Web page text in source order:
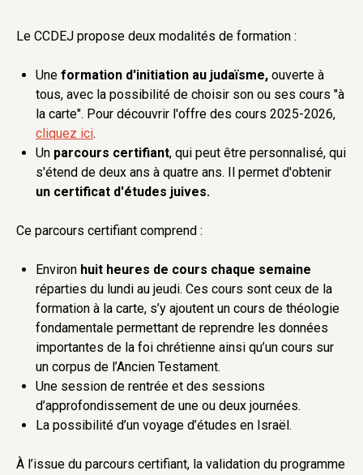
Le CCDEJ propose deux modalités de formation :
Une formation d'initiation au judaïsme, ouverte à
tous, avec la possibilité de choisir son ou ses cours "à
la carte". Pour découvrir l'offre des cours 2025-2026,
cliquez ici.
Un parcours certifiant, qui peut être personnalisé, qui
s'étend de deux ans à quatre ans. Il permet d'obtenir
un certificat d'études juives.
Ce parcours certifiant comprend :
Environ huit heures de cours chaque semaine
réparties du lundi au jeudi. Ces cours sont ceux de la
formation à la carte, s’y ajoutent un cours de théologie
fondamentale permettant de reprendre les données
importantes de la foi chrétienne ainsi qu’un cours sur
un corpus de l’Ancien Testament.
Une session de rentrée et des sessions
d’approfondissement de une ou deux journées.
La possibilité d’un voyage d’études en Israël.
À l’issue du parcours certifiant, la validation du programme